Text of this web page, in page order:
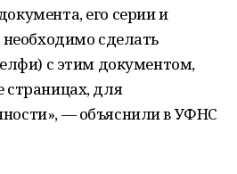
его серии и
сделать
с этим документом,
для
— объяснили в УФНС